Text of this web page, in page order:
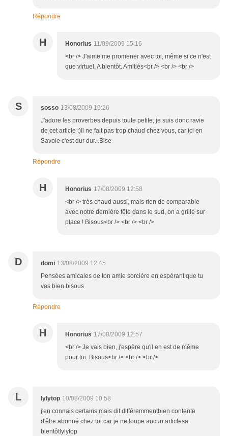
Répondre
H Honorius 11/09/2009 15:16
<br /> J'aime me promener avec toi, même si ce n'est
que virtuel. A bientôt. Amitiés<br /> <br /> <br />
S sosso 13/08/2009 19:26
J'adore les proverbes depuis toute petite, je suis donc ravie
de cet article ;)Il ne fait pas trop chaud chez vous, car ici en
Savoie c'est dur dur...Bise
Répondre
H Honorius 17/08/2009 12:58
<br /> très chaud aussi, mais rien de comparable
avec notre dernière fête dans le sud, on a grillé sur
place ! Bisous<br /> <br /> <br />
D domi 13/08/2009 12:45
Pensées amicales de ton amie sorcière en espérant que tu
vas bien bisous
Répondre
H Honorius 17/08/2009 12:57
<br /> Je vais bien, j'espère qu'il en est de même
pour toi. Bisous<br /> <br /> <br />
L lylytop 10/08/2009 10:58
j'en connais certains mais dit différemmentbien contente
d'être abonné chez toi car je ne loupe aucun articlesa
bientôtlylytop